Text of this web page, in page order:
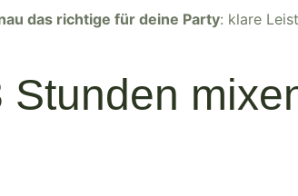
das richtige für deine Party: klare